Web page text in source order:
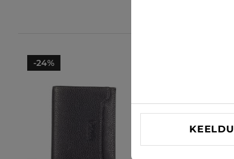
-24%
KEELDU